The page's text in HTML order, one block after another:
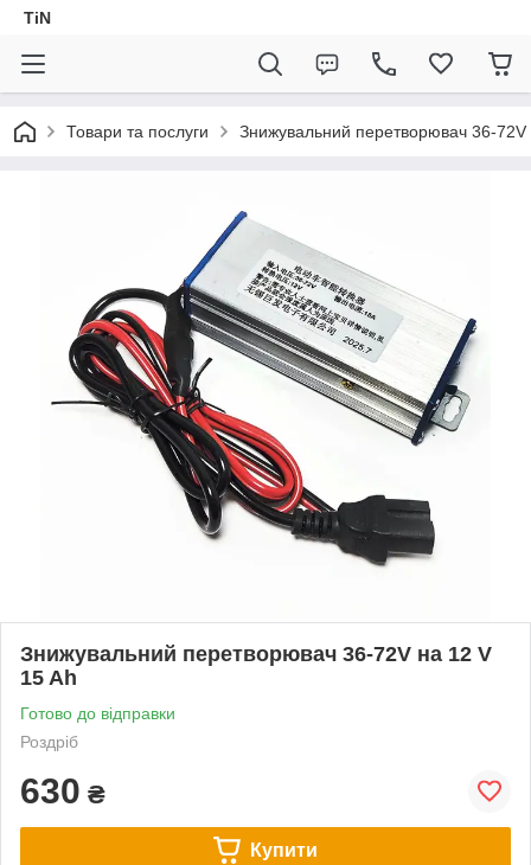
TiN
Товари та послуги Знижувальний перетворювач 36-
Знижувальний перетворювач 36-72V на 12 V
15 Ah
Готово до відправки
Роздріб
630 ₴
Купити